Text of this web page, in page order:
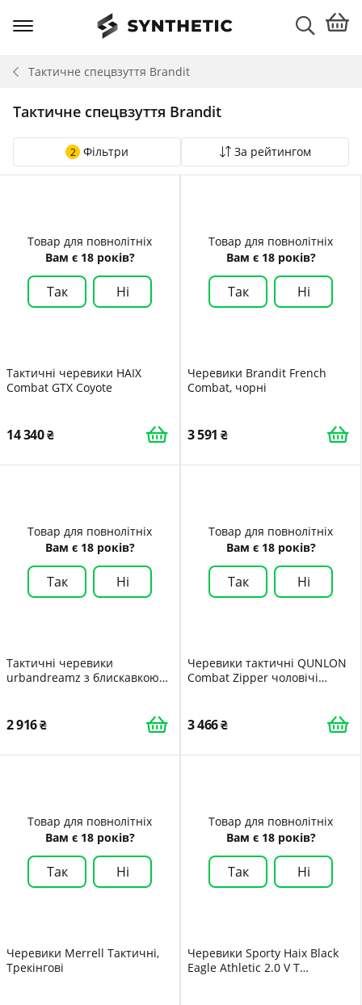
Тактичне спецвзуття Brandit
Тактичне спецвзуття Brandit
2 Фільтри За рейтингом
Товар для повнолітніх
Вам є 18 років?
Так Ні
Тактичні черевики HAIX
Combat GTX Coyote
14 340
Товар для повнолітніх
Вам є 18 років?
Так Ні
Черевики Brandit French
Combat, чорні
3 591
Товар для повнолітніх
Вам є 18 років?
Так Ні
Тактичні черевики
urbandreamz з блискавкою
охорони
2 916
Товар для повнолітніх
Вам є 18 років?
Так Ні
Черевики тактичні QUNLON
Combat Zipper чоловічі
3 466
Товар для повнолітніх
Вам є 18 років?
Так Ні
Черевики Merrell Тактичні,
Трекінгові
Товар для повнолітніх
Вам є 18 років?
Так Ні
Черевики Sporty Haix Black
Eagle Athletic 2.0 V T